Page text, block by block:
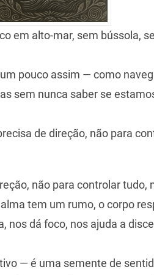
em alto-mar, sem bússola,
pouco assim — como
sem nunca saber se
de direção, não para
não para controlar tudo,
tem um rumo, o corpo
nos dá foco, nos ajuda a
— é uma semente de